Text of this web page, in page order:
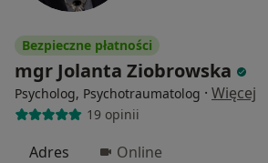
Bezpieczne płatności
mgr Jolanta Ziobrowska
Psycholog, Psychotraumatolog · Więcej
19 opinii
Adres Online